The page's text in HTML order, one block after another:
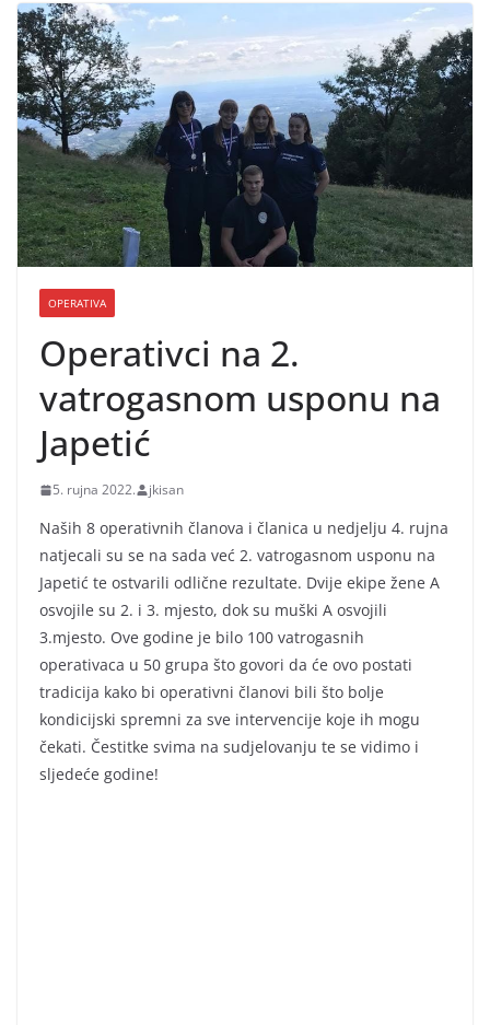
OPERATIVA
Operativci na 2.
vatrogasnom usponu na
Japetić
5. rujna 2022. jkisan
Naših 8 operativnih članova i članica u nedjelju 4. rujna
natjecali su se na sada već 2. vatrogasnom usponu na
Japetić te ostvarili odlične rezultate. Dvije ekipe žene A
osvojile su 2. i 3. mjesto, dok su muški A osvojili
3.mjesto. Ove godine je bilo 100 vatrogasnih
operativaca u 50 grupa što govori da će ovo postati
tradicija kako bi operativni članovi bili što bolje
kondicijski spremni za sve intervencije koje ih mogu
čekati. Čestitke svima na sudjelovanju te se vidimo i
sljedeće godine!